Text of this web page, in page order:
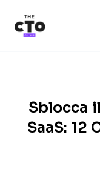
Sblocca
SaaS: 12